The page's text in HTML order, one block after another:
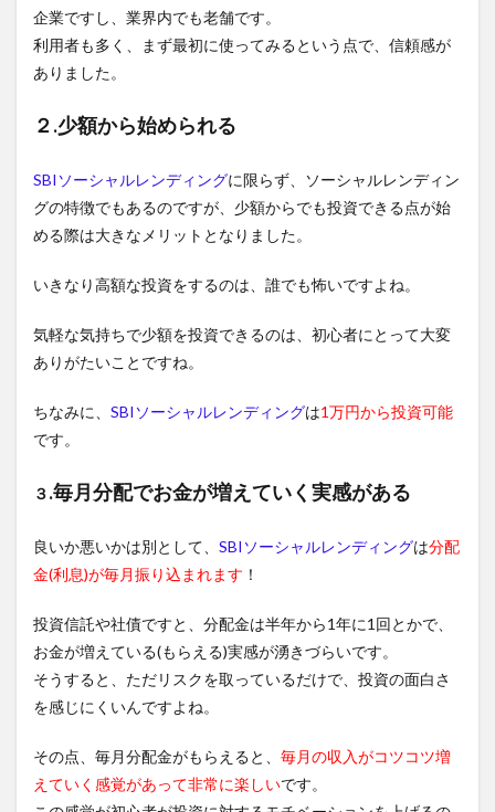
企業ですし、業界内でも老舗です。
利用者も多く、まず最初に使ってみるという点で、信頼感が
ありました。
２.少額から始められる
SBIソーシャルレンディングに限らず、ソーシャルレンディン
グの特徴でもあるのですが、少額からでも投資できる点が始
める際は大きなメリットとなりました。
いきなり高額な投資をするのは、誰でも怖いですよね。
気軽な気持ちで少額を投資できるのは、初心者にとって大変
ありがたいことですね。
ちなみに、 SBIソーシャルレンディングは1万円から投資可能
です。
３.毎月分配でお金が増えていく実感がある
良いか悪いかは別として、 SBIソーシャルレンディングは分配
金(利息)が毎月振り込まれます ！
投資信託や社債ですと、分配金は半年から1年に1回とかで、
お金が増えている(もらえる)実感が湧きづらいです。
そうすると、ただリスクを取っているだけで、投資の面白さ
を感じにくいんですよね。
その点、毎月分配金がもらえると、 毎月の収入がコツコツ増
えていく感覚があって非常に楽しいです。